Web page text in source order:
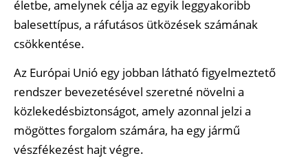
életbe, amelynek célja az egyik leggyakoribb
balesettípus, a ráfutásos ütközések számának
csökkentése.
Az Európai Unió egy jobban látható figyelmeztető
rendszer bevezetésével szeretné növelni a
közlekedésbiztonságot, amely azonnal jelzi a
mögöttes forgalom számára, ha egy jármű
vészfékezést hajt végre.